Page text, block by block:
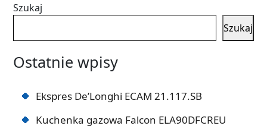
Szukaj
Szukaj
Ostatnie wpisy
Ekspres De’Longhi ECAM 21.117.SB
Kuchenka gazowa Falcon ELA90DFCREU